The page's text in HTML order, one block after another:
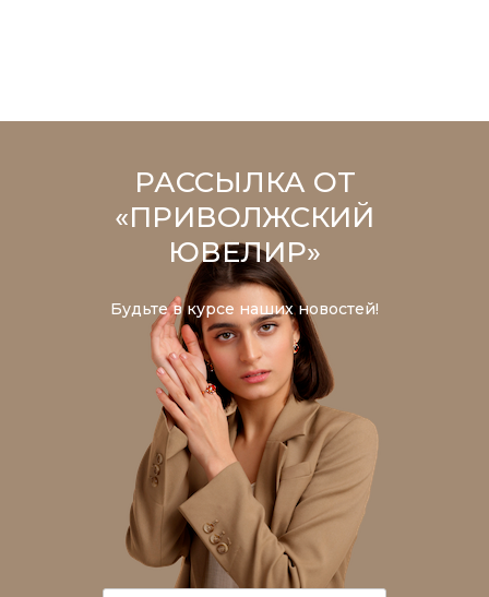
РАССЫЛКА ОТ
«ПРИВОЛЖСКИЙ
ЮВЕЛИР»
Будьте в курсе наших новостей!